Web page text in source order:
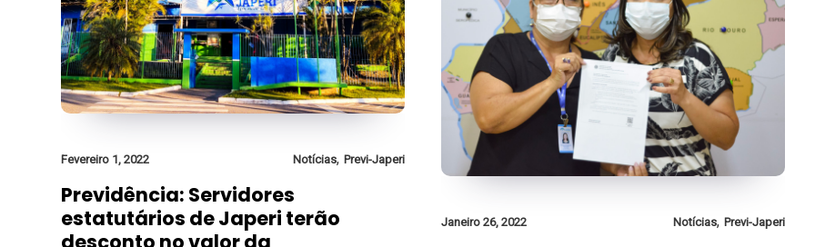
Fevereiro 1, 2022 Notícias, Previ-Japeri
Previdência: Servidores
estatutários de Japeri terão
desconto no valor da
Janeiro 26, 2022 Notícias, Previ-Japeri